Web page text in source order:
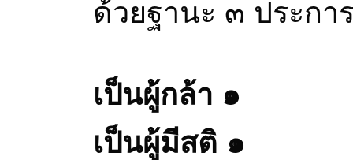
ด้วยฐานะ ๓ ประกา
เป็นผู้กล้า ๑
เป็นผู้มีสติ ๑